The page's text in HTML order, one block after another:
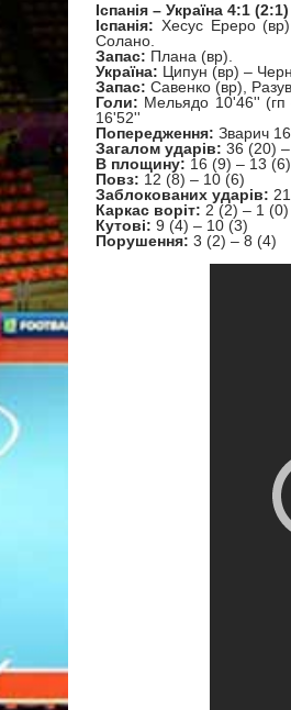
Іспанія – Україна 4:1 (2:1)
Іспанія: Хесус Ереро
Солано.
Запас: Плана (вр).
Україна: Ципун (вр) –
Запас: Савенко (вр),
Голи: Мельядо 10'46'' (гп
16'52''
Попередження: Зварич
Загалом ударів: 36 (20)
В площину: 16 (9) – 13 (6)
Повз: 12 (8) – 10 (6)
Заблокованих ударів:
Каркас воріт: 2 (2) – 1 (0)
Кутові: 9 (4) – 10 (3)
Порушення: 3 (2) – 8 (4)